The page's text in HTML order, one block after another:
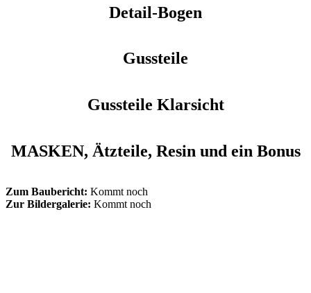
Detail-Bogen
Gussteile
Gussteile Klarsicht
MASKEN, Ätzteile, Resin und ein Bonus
Zum Baubericht: Kommt noch
Zur Bildergalerie: Kommt noch